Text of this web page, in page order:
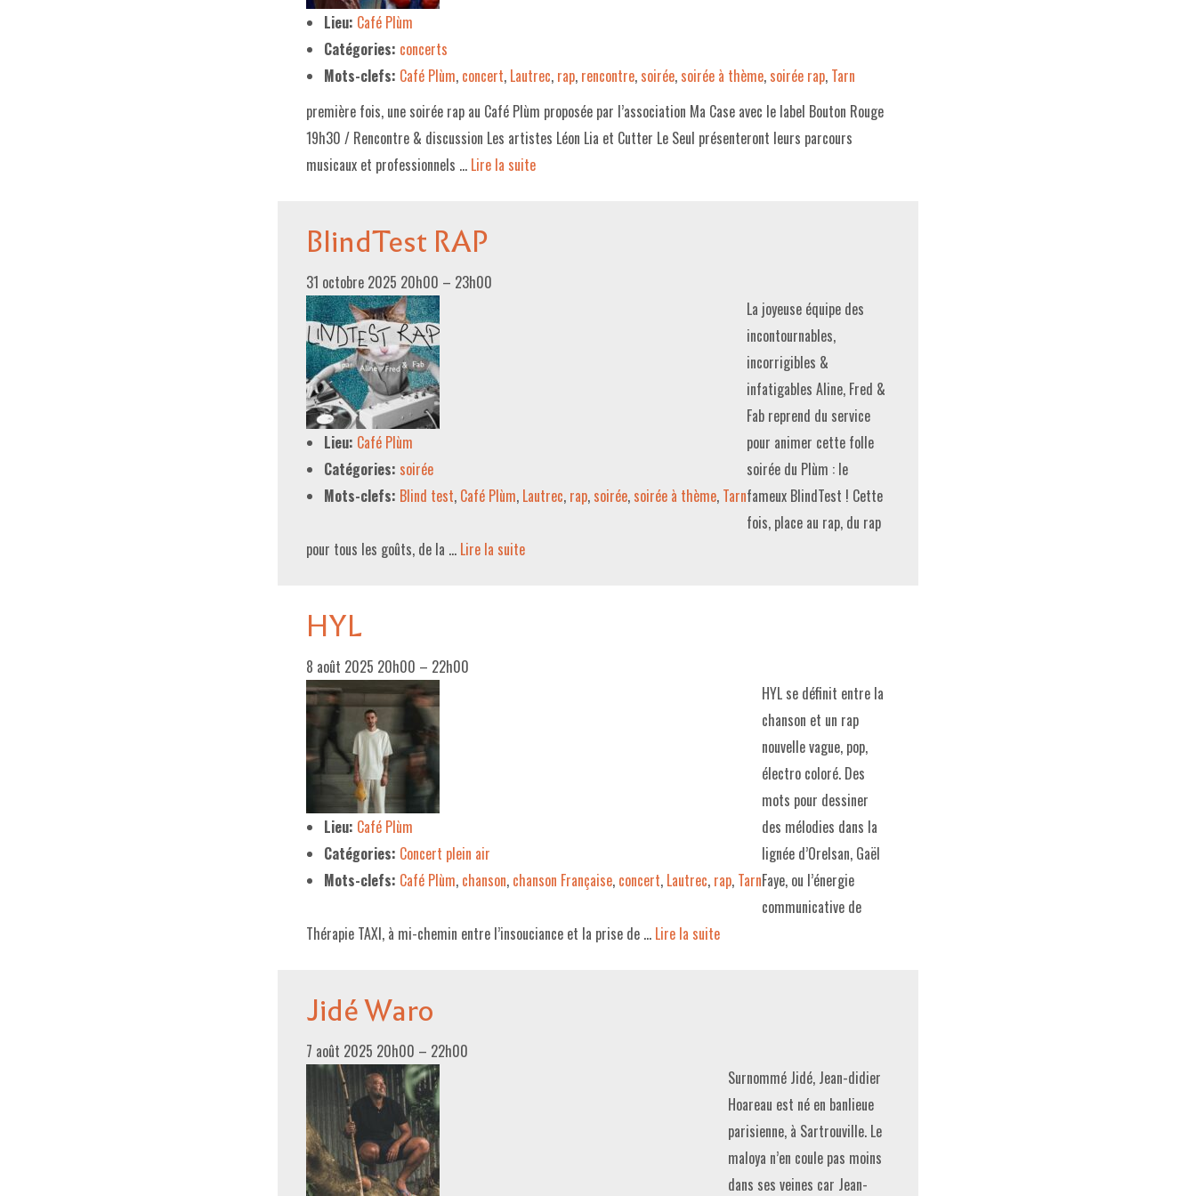
Lieu: Café Plùm
Catégories: concerts
Mots-clefs: Café Plùm, concert, Lautrec, rap, rencontre, soirée, soirée à thème, soirée rap, Tarn
première fois, une soirée rap au Café Plùm proposée par l’association Ma Case avec le label Bouton Rouge
19h30 / Rencontre & discussion Les artistes Léon Lia et Cutter Le Seul présenteront leurs parcours
musicaux et professionnels … Lire la suite­­
BlindTest RAP
31 octobre 2025 20h00 – 23h00
Lieu: Café Plùm
Catégories: soirée
Mots-clefs: Blind test, Café Plùm, Lautrec, rap, soirée, soirée à thème, Tarn
La joyeuse équipe des
incontournables,
incorrigibles &
infatigables Aline, Fred &
Fab reprend du service
pour animer cette folle
soirée du Plùm : le
fameux BlindTest ! Cette
fois, place au rap, du rap
pour tous les goûts, de la … Lire la suite­­
HYL
8 août 2025 20h00 – 22h00
Lieu: Café Plùm
Catégories: Concert plein air
Mots-clefs: Café Plùm, chanson, chanson Française, concert, Lautrec, rap, Tarn
HYL se définit entre la
chanson et un rap
nouvelle vague, pop,
électro coloré. Des
mots pour dessiner
des mélodies dans la
lignée d’Orelsan, Gaël
Faye, ou l’énergie
communicative de
Thérapie TAXI, à mi-chemin entre l’insouciance et la prise de … Lire la suite­­
Jidé Waro
7 août 2025 20h00 – 22h00
Surnommé Jidé, Jean-didier
Hoareau est né en banlieue
parisienne, à Sartrouville. Le
maloya n’en coule pas moins
dans ses veines car Jean-